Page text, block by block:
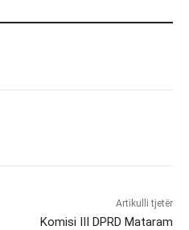
Artikulli tjetër
Komisi III DPRD Mataram